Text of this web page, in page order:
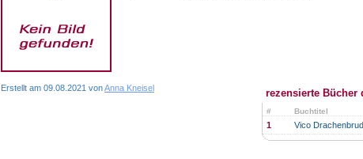
rezensierte Bücher
# Buchtitel
1 Vico
Erstellt am 09.08.2021 vonAnna Kneisel